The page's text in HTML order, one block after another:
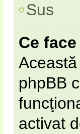
Sus
Ce
phpBB
activat